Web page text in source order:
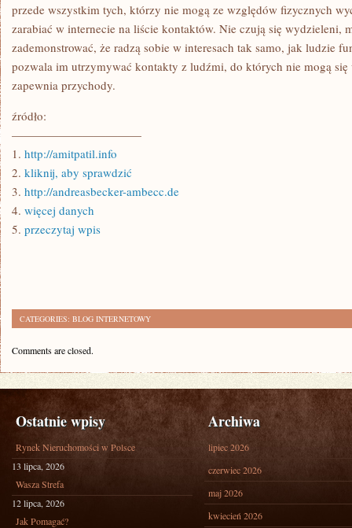
przede wszystkim tych, którzy nie mogą ze względów fizycznych
zarabiać w internecie na liście kontaktów. Nie czują się wydzieleni,
zademonstrować, że radzą sobie w interesach tak samo, jak ludzie
pozwala im utrzymywać kontakty z ludźmi, do których nie mogą się
zapewnia przychody.
źródło:
———————————
1. http://amitpatil.info
2. kliknij, aby sprawdzić
3. http://andreasbecker-ambecc.de
4. więcej danych
5. przeczytaj wpis
CATEGORIES: BLOG INTERNETOWY
Comments are closed.
Ostatnie wpisy
Rynek Nieruchomości w Polsce
13 lipca, 2026
Wasza Strefa
12 lipca, 2026
Jak Pomagać?
Archiwa
lipiec 2026
czerwiec 2026
maj 2026
kwiecień 2026